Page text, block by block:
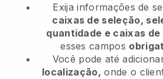
Exija informações de
caixas de seleção,
quantidade e caixas
esses campos
Você pode até
localização, onde o